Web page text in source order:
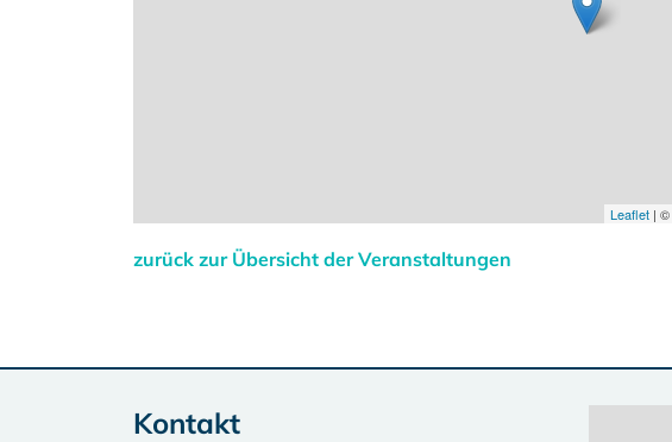
Leaflet| ©
zurück zur Übersicht der Veranstaltungen
Kontakt